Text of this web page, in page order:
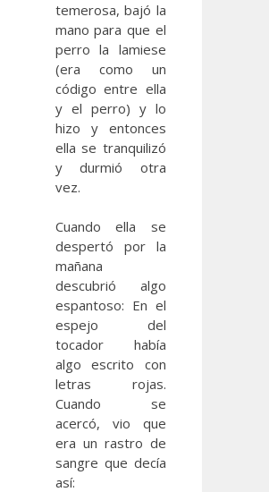
temerosa, bajó la
mano para que el
perro la lamiese
(era como un
código entre ella
y el perro) y lo
hizo y entonces
ella se tranquilizó
y durmió otra
vez.
Cuando ella se
despertó por la
mañana
descubrió algo
espantoso: En el
espejo del
tocador había
algo escrito con
letras rojas.
Cuando se
acercó, vio que
era un rastro de
sangre que decía
así: